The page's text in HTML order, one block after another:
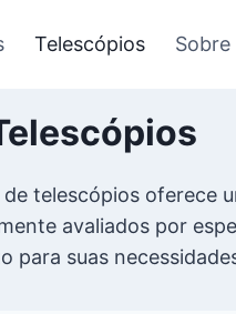
Telescópios Sobre
telescópios oferece
avaliados por
para suas